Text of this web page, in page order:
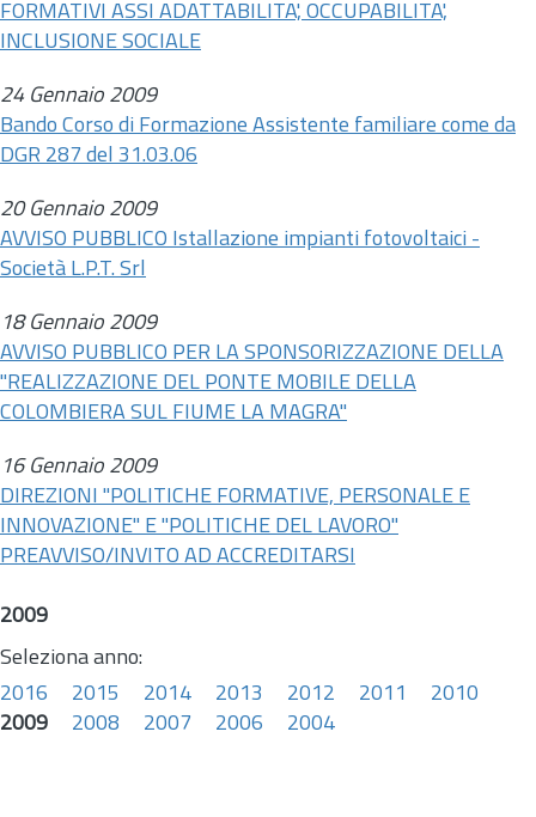
FORMATIVI ASSI ADATTABILITA', OCCUPABILITA',
INCLUSIONE SOCIALE
24 Gennaio 2009
Bando Corso di Formazione Assistente familiare come da
DGR 287 del 31.03.06
20 Gennaio 2009
AVVISO PUBBLICO Istallazione impianti fotovoltaici -
Società L.P.T. Srl
18 Gennaio 2009
AVVISO PUBBLICO PER LA SPONSORIZZAZIONE DELLA
"REALIZZAZIONE DEL PONTE MOBILE DELLA
COLOMBIERA SUL FIUME LA MAGRA"
16 Gennaio 2009
DIREZIONI "POLITICHE FORMATIVE, PERSONALE E
INNOVAZIONE" E "POLITICHE DEL LAVORO"
PREAVVISO/INVITO AD ACCREDITARSI
2009
Seleziona anno:
2016
2015 2014 2013 2012 2011
2010
2009
2008 2007 2006 2004